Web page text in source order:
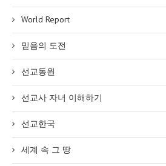
World Report
믿음의 도전
선교동원
선교사 자녀 이해하기
선교한국
세계 속 그 땅